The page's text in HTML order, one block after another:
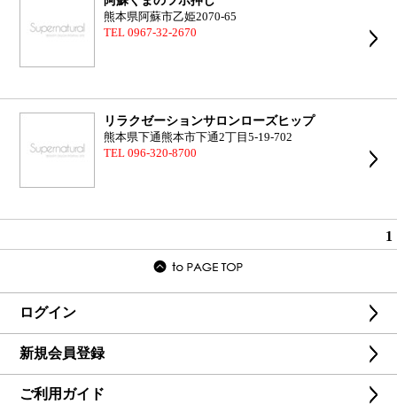
熊本県阿蘇市乙姫2070-65
TEL 0967-32-2670
リラクゼーションサロンローズヒップ
熊本県下通熊本市下通2丁目5-19-702
TEL 096-320-8700
1
ログイン
新規会員登録
ご利用ガイド